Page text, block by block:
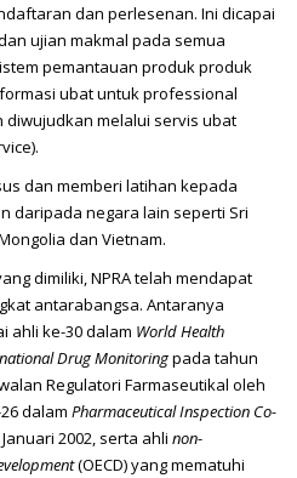
dan perlesenan. Ini dicapai
ujian makmal pada semua
pemantauan produk produk
ubat untuk professional
melalui servis ubat
dan memberi latihan kepada
daripada negara lain seperti Sri
dan Vietnam.
dimiliki, NPRA telah mendapat
antarabangsa. Antaranya
ahli ke-30 dalam World Health
Drug Monitoringpada tahun
Regulatori Farmaseutikal oleh
dalam Pharmaceutical Inspection Co-
2002, serta ahli non-
(OECD) yang mematuhi